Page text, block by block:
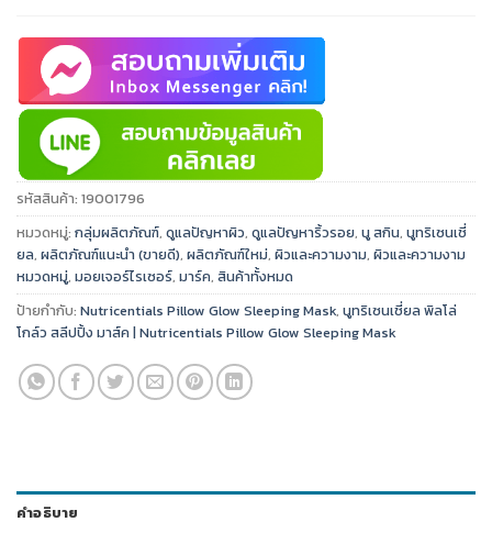
รหัสสินค้า: 19001796
หมวดหมู่: กลุ่มผลิตภัณฑ์, ดูแลปัญหาผิว, ดูแลปัญหาริ้วรอย, นู สกิน, นูทริเซนเชี่
ยล, ผลิตภัณฑ์แนะนำ (ขายดี), ผลิตภัณฑ์ใหม่, ผิวและความงาม, ผิวและความงาม
หมวดหมู่, มอยเจอร์ไรเซอร์, มาร์ค, สินค้าทั้งหมด
ป้ายกำกับ: Nutricentials Pillow Glow Sleeping Mask, นูทริเซนเชี่ยล พิลโล่
โกล์ว สลีปปิ้ง มาส์ค | Nutricentials Pillow Glow Sleeping Mask
คำอธิบาย